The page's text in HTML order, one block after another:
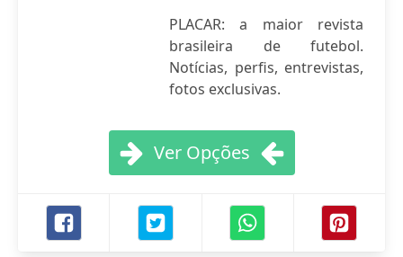
PLACAR: a maior revista
brasileira de futebol.
Notícias, perfis, entrevistas,
fotos exclusivas.
Ver Opções